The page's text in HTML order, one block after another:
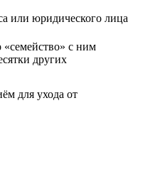
или юридического лица
с ним
других
для ухода от